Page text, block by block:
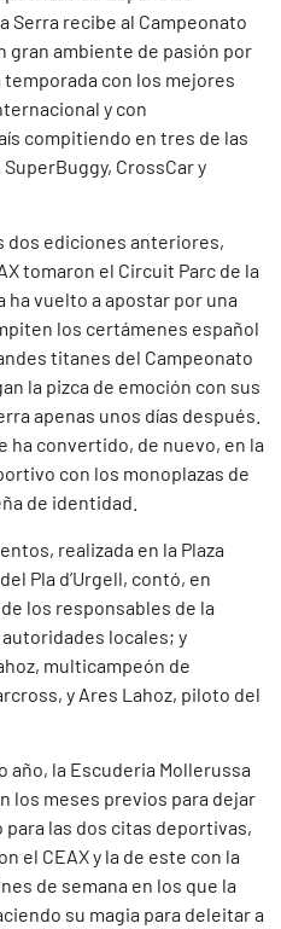
Serra recibe al Campeonato
gran ambiente de pasión por
con los mejores
y con
compitiendo en tres de las
CrossCar y
dos ediciones anteriores,
tomaron el Circuit Parc de la
ha vuelto a apostar por una
los certámenes español
titanes del Campeonato
la pizca de emoción con sus
apenas unos días después.
ha convertido, de nuevo, en la
con los monoplazas de
de identidad.
realizada en la Plaza
Pla d’Urgell, contó, en
los responsables de la
locales; y
multicampeón de
y Ares Lahoz, piloto del
año, la Escuderia Mollerussa
los meses previos para dejar
para las dos citas deportivas,
el CEAX y la de este con la
de semana en los que la
su magia para deleitar a